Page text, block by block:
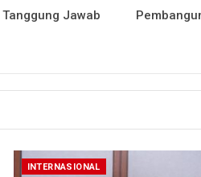
Jawab
INTERNASIONAL